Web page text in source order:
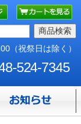
（祝祭日は除く）
524-7345